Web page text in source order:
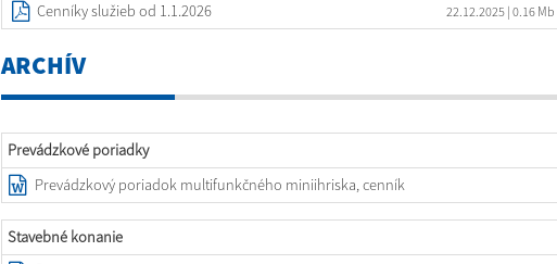
Cenníky služieb od 1.1.2026 22.12.2025 | 0.16 Mb
ARCHÍV
Prevádzkové poriadky
Prevádzkový poriadok multifunkčného miniihriska, cenník
Stavebné konanie